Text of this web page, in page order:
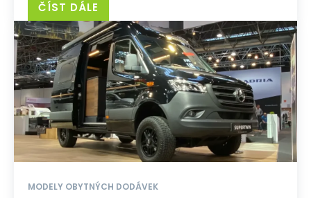
ČÍST DÁLE
MODELY OBYTNÝCH DODÁVEK